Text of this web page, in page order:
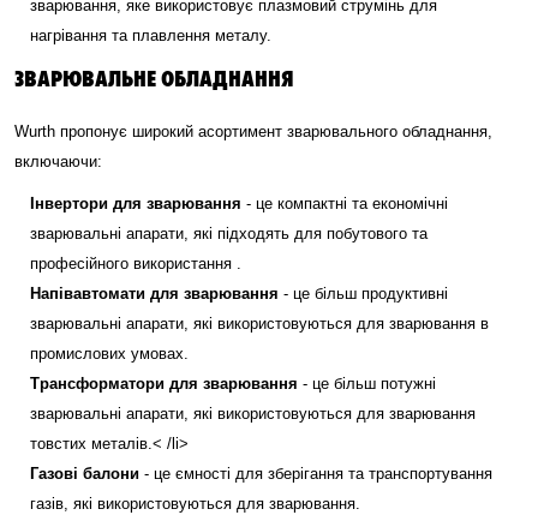
зварювання, яке використовує плазмовий струмінь для
нагрівання та плавлення металу.
ЗВАРЮВАЛЬНЕ ОБЛАДНАННЯ
Wurth пропонує широкий асортимент зварювального обладнання,
включаючи:
Інвертори для зварювання - це компактні та економічні
зварювальні апарати, які підходять для побутового та
професійного використання .
Напівавтомати для зварювання - це більш продуктивні
зварювальні апарати, які використовуються для зварювання в
промислових умовах.
Трансформатори для зварювання - це більш потужні
зварювальні апарати, які використовуються для зварювання
товстих металів.< /li>
Газові балони - це ємності для зберігання та транспортування
газів, які використовуються для зварювання.